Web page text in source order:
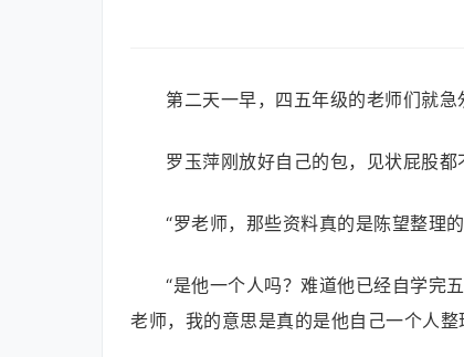
第二天一早，四五年级的老师们就
罗玉萍刚放好自己的包，见状屁股
“罗老师，那些资料真的是陈望整理
“是他一个人吗？难道他已经自学完
老师，我的意思是真的是他自己一个人